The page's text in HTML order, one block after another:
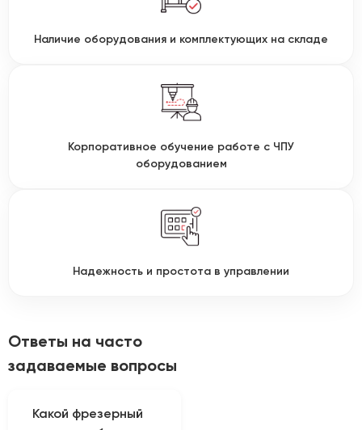
Наличие оборудования и комплектующих на складе
Корпоративное обучение работе с ЧПУ
оборудованием
Надежность и простота в управлении
Ответы на часто
задаваемые вопросы
Какой фрезерный